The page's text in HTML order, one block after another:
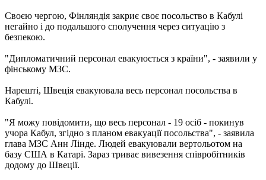
Своєю чергою, Фінляндія закриє своє посольство в Кабулі
негайно і до подальшого сполучення через ситуацію з
безпекою.
"Дипломатичний персонал евакуюється з країни", - заявили у
фінському МЗС.
Нарешті, Швеція евакуювала весь персонал посольства в
Кабулі.
"Я можу повідомити, що весь персонал - 19 осіб - покинув
учора Кабул, згідно з планом евакуації посольства", - заявила
глава МЗС Анн Лінде. Людей евакуювали вертольотом на
базу США в Катарі. Зараз триває вивезення співробітників
додому до Швеції.